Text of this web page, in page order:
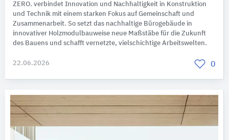
ZERO. verbindet Innovation und Nachhaltigkeit in Konstruktion
und Technik mit einem starken Fokus auf Gemeinschaft und
Zusammenarbeit. So setzt das nachhaltige Bürogebäude in
innovativer Holzmodulbauweise neue Maßstäbe für die Zukunft
des Bauens und schafft vernetzte, vielschichtige Arbeitswelten.
22.06.2026 0